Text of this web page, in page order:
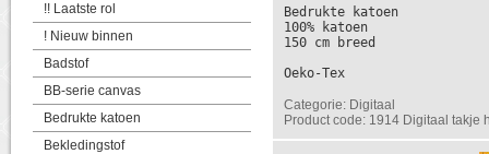
!! Laatste rol
! Nieuw binnen
Badstof
BB-serie canvas
Bedrukte katoen
Bekledingstof
Bedrukte katoen
100% katoen
150 cm breed
Oeko-Tex
Categorie: Digitaal
Product code: 1914 Digitaal takje